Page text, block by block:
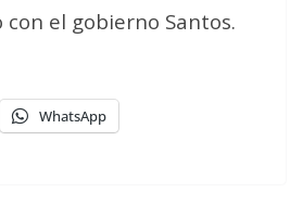
el gobierno Santos.
WhatsApp